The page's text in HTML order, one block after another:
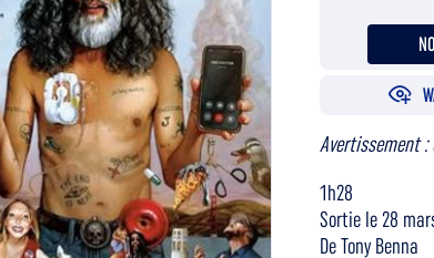
Avertissement
1h28
Sortie le 28
De Tony Benna